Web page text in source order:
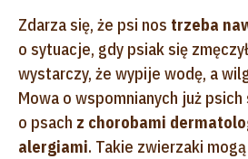
Zdarza się, że psi nos trzeba
o sytuacje, gdy psiak się
wystarczy, że wypije wodę, a
Mowa o wspomnianych już
o psach z chorobami
alergiami. Takie zwierzaki